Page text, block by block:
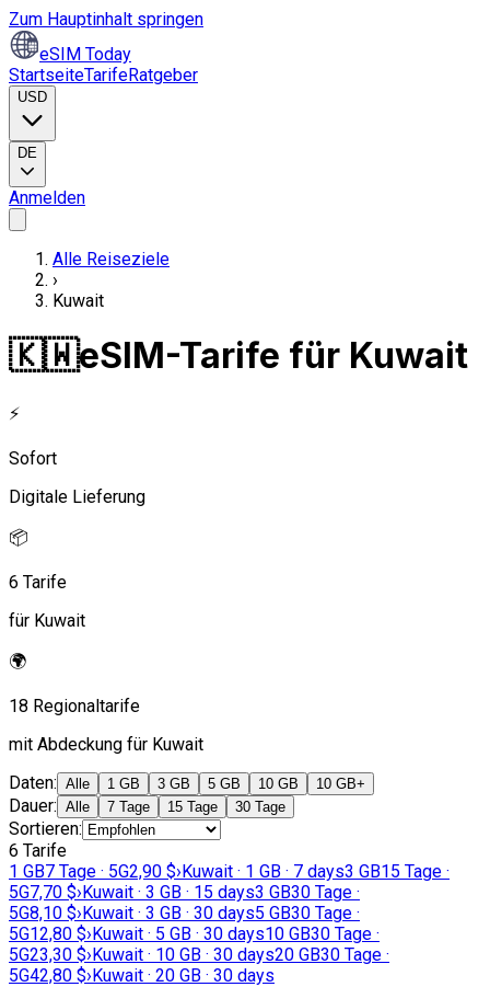
Zum Hauptinhalt springen
eSIM Today
StartseiteTarifeRatgeber
USD
DE
Anmelden
Alle Reiseziele
›
Kuwait
🇰🇼eSIM-Tarife für Kuwait
⚡
Sofort
Digitale Lieferung
📦
6 Tarife
für Kuwait
🌍
18 Regionaltarife
mit Abdeckung für Kuwait
Daten: Alle 1 GB 3 GB 5 GB 10 GB 10 GB+
Dauer: Alle 7 Tage 15 Tage 30 Tage
Sortieren:
6 Tarife
1 GB7 Tage · 5G2,90 $›Kuwait · 1 GB · 7 days3 GB15 Tage ·
5G7,70 $›Kuwait · 3 GB · 15 days3 GB30 Tage ·
5G8,10 $›Kuwait · 3 GB · 30 days5 GB30 Tage ·
5G12,80 $›Kuwait · 5 GB · 30 days10 GB30 Tage ·
5G23,30 $›Kuwait · 10 GB · 30 days20 GB30 Tage ·
5G42,80 $›Kuwait · 20 GB · 30 days